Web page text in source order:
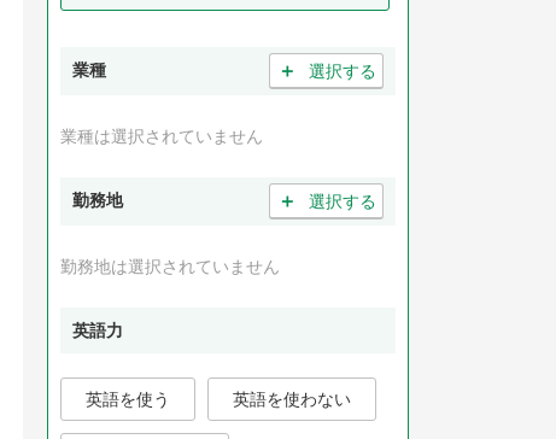
業種 ＋ 選択する
業種は選択されていません
勤務地 ＋ 選択する
勤務地は選択されていません
英語力
英語を使う 英語を使わない